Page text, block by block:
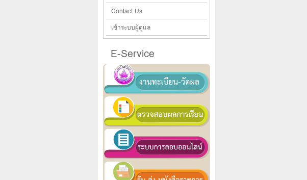
Contact Us
เข้าระบบผู้ดูแล
E-Service